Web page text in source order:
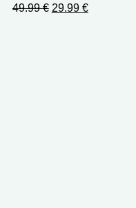
49.99€ Ursprünglicher
29.99 €Aktueller